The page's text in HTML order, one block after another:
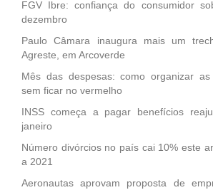
FGV Ibre: confiança do consumidor
dezembro
Paulo Câmara inaugura mais um
Agreste, em Arcoverde
Mês das despesas: como organizar
sem ficar no vermelho
INSS começa a pagar benefícios
janeiro
Número divórcios no país cai 10% este
a 2021
Aeronautas aprovam proposta de